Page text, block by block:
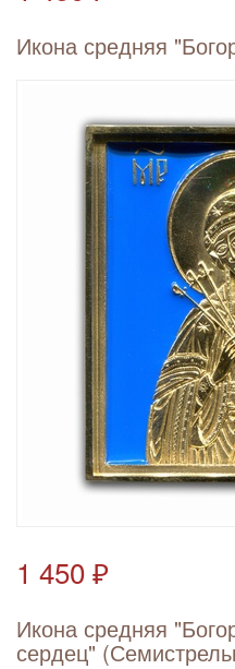
Икона средняя
1 450 ₽
Икона средняя
сердец"